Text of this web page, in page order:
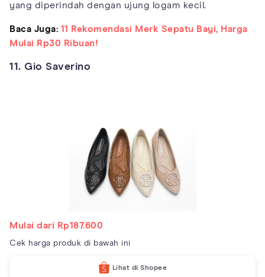
yang diperindah dengan ujung logam kecil.
Baca Juga: 11 Rekomendasi Merk Sepatu Bayi, Harga
Mulai Rp30 Ribuan!
11. Gio Saverino
Mulai dari Rp187.600
Cek harga produk di bawah ini
Lihat di Shopee